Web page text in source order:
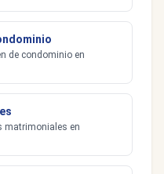
de condominio en
matrimoniales en